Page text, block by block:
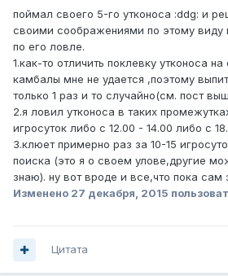
поймал своего 5-го утконоса :ddg: и
своими соображениями по этому
по его ловле.
1.как-то отличить поклевку утконоса на
камбалы мне не удается ,поэтому
только 1 раз и то случайно(см. пост
2.я ловил утконоса в таких
игросуток либо с 12.00 - 14.00 либо с
3.клюет примерно раз за 10-15
поиска (это я о своем улове,другие
знаю). ну вот вроде и все,что пока сам
Изменено 27 декабря, 2015
Цитата